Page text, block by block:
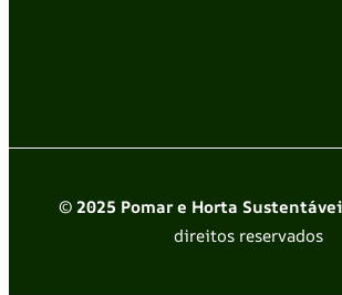
© 2025 Pomar e Horta
direitos reservados